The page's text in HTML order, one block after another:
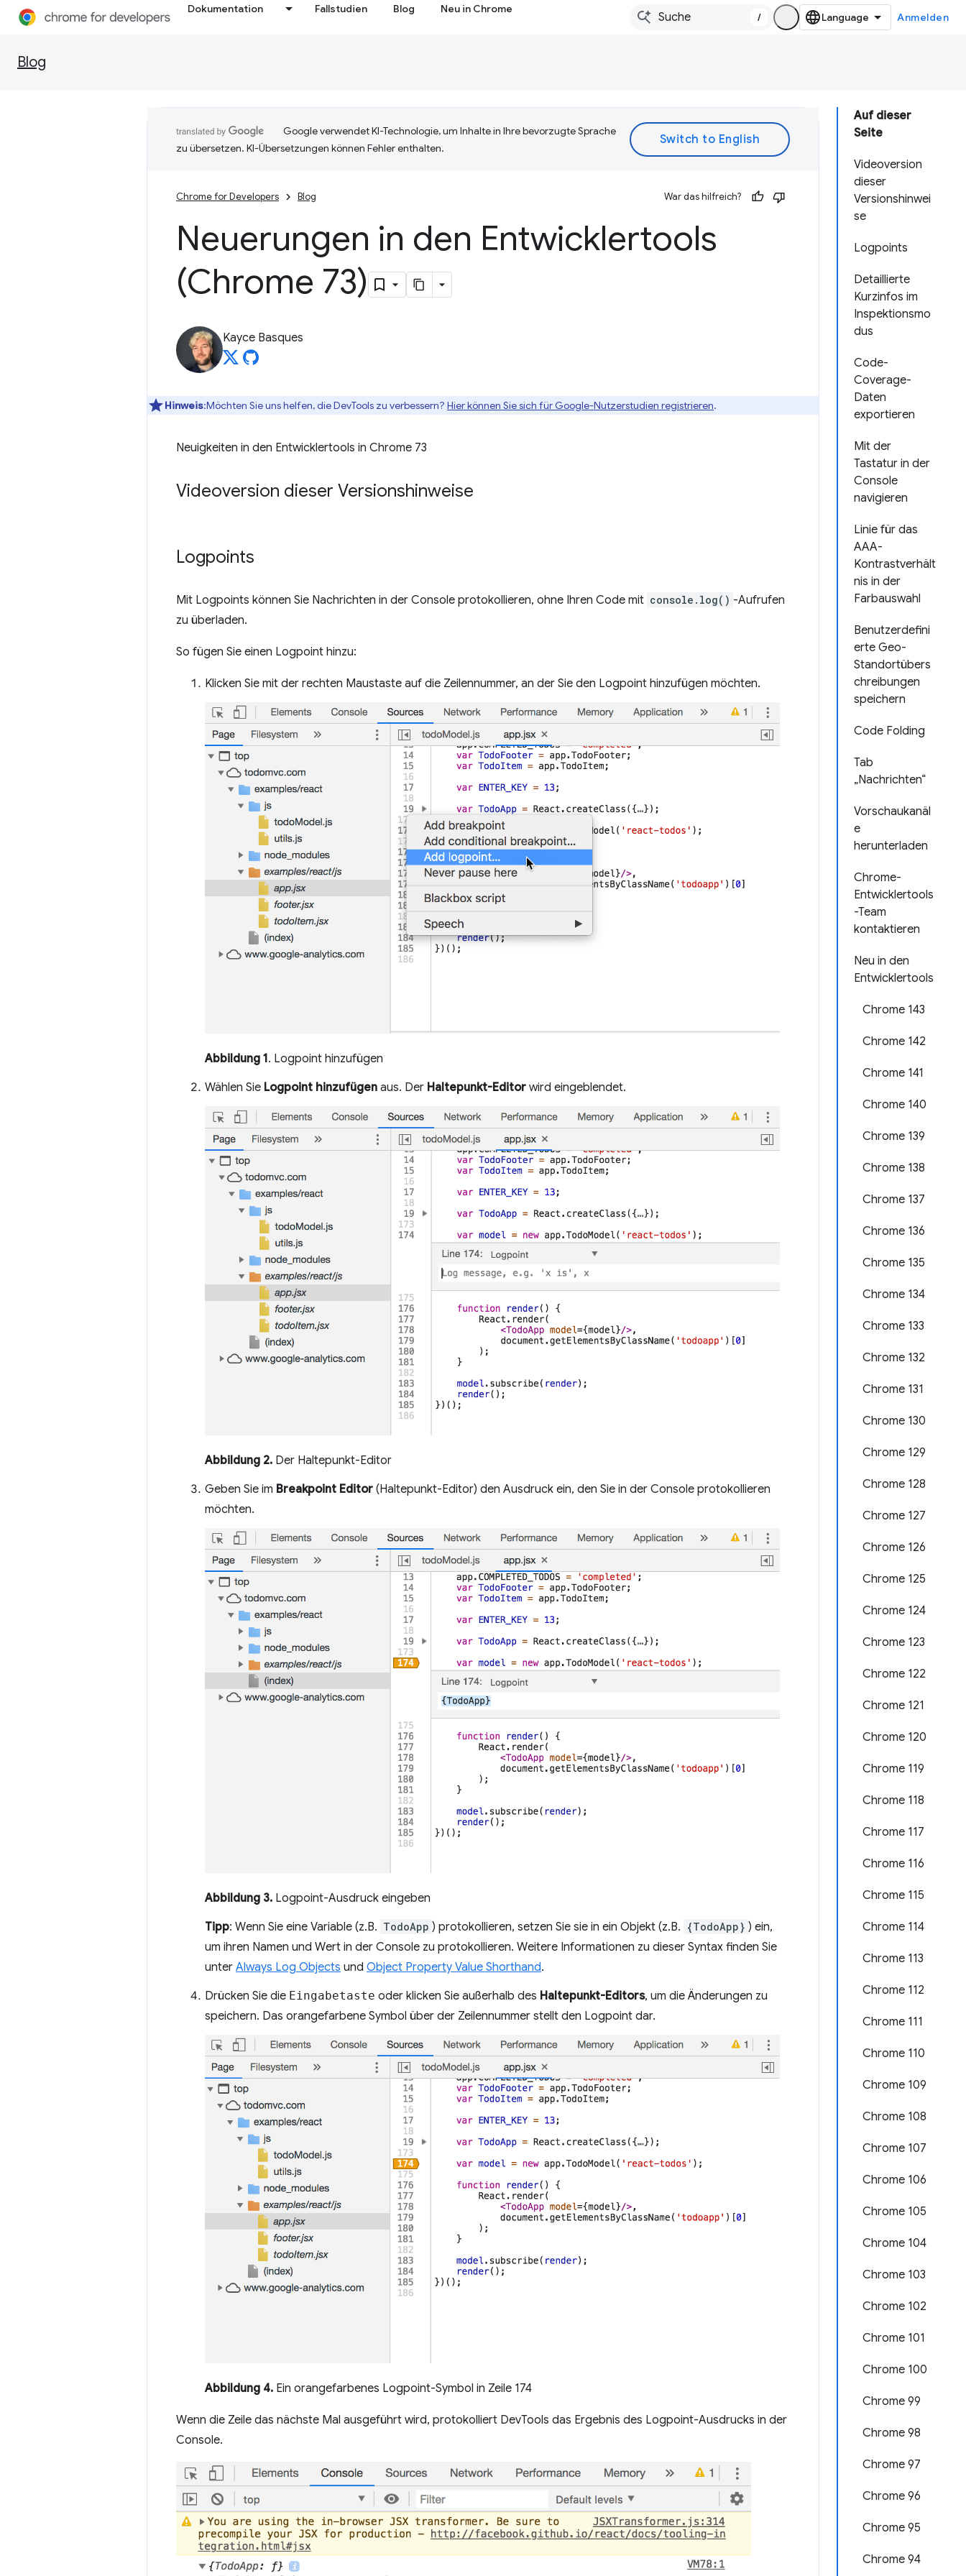
Dokumentation Fallstudien Blog Neu in Chrome
/ Anmelden
Blog
Auf dieser
Seite
Videoversion
dieser
Versionshinwei
se
Logpoints
Detaillierte
Kurzinfos im
Inspektionsmo
dus
Code-
Coverage-
Daten
exportieren
Mit der
Tastatur in der
Console
navigieren
Linie für das
AAA-
Kontrastverhält
nis in der
Farbauswahl
Benutzerdefini
erte Geo-
Standortübers
chreibungen
speichern
Code Folding
Tab
„Nachrichten“
Vorschaukanäl
e
herunterladen
Chrome-
Entwicklertools
-Team
kontaktieren
Neu in den
Entwicklertools
Chrome 143
Chrome 142
Chrome 141
Chrome 140
Chrome 139
Chrome 138
Chrome 137
Chrome 136
Chrome 135
Chrome 134
Chrome 133
Chrome 132
Chrome 131
Chrome 130
Chrome 129
Chrome 128
Chrome 127
Chrome 126
Chrome 125
Chrome 124
Chrome 123
Chrome 122
Chrome 121
Chrome 120
Chrome 119
Chrome 118
Chrome 117
Chrome 116
Chrome 115
Chrome 114
Chrome 113
Chrome 112
Chrome 111
Chrome 110
Chrome 109
Chrome 108
Chrome 107
Chrome 106
Chrome 105
Chrome 104
Chrome 103
Chrome 102
Chrome 101
Chrome 100
Chrome 99
Chrome 98
Chrome 97
Chrome 96
Chrome 95
Chrome 94
Google verwendet KI-Technologie, um Inhalte in Ihre bevorzugte Sprache
zu übersetzen. KI-Übersetzungen können Fehler enthalten.
Chrome for Developers Blog War das hilfreich?
Neuerungen in den Entwicklertools
(Chrome 73)
Kayce Basques
Hinweis:Möchten Sie uns helfen, die DevTools zu verbessern? Hier können Sie sich für Google-Nutzerstudien registrieren.
Neuigkeiten in den Entwicklertools in Chrome 73
Videoversion dieser Versionshinweise
Logpoints
Mit Logpoints können Sie Nachrichten in der Console protokollieren, ohne Ihren Code mit console.log() -Aufrufen
zu überladen.
So fügen Sie einen Logpoint hinzu:
Klicken Sie mit der rechten Maustaste auf die Zeilennummer, an der Sie den Logpoint hinzufügen möchten.
Abbildung 1. Logpoint hinzufügen
Wählen Sie Logpoint hinzufügen aus. Der Haltepunkt-Editor wird eingeblendet.
Abbildung 2. Der Haltepunkt-Editor
Geben Sie im Breakpoint Editor (Haltepunkt-Editor) den Ausdruck ein, den Sie in der Console protokollieren
möchten.
Abbildung 3. Logpoint-Ausdruck eingeben
Tipp: Wenn Sie eine Variable (z.B. TodoApp ) protokollieren, setzen Sie sie in ein Objekt (z.B. {TodoApp} ) ein,
um ihren Namen und Wert in der Console zu protokollieren. Weitere Informationen zu dieser Syntax finden Sie
unter Always Log Objects und Object Property Value Shorthand.
Drücken Sie die Eingabetaste oder klicken Sie außerhalb des Haltepunkt-Editors, um die Änderungen zu
speichern. Das orangefarbene Symbol über der Zeilennummer stellt den Logpoint dar.
Abbildung 4. Ein orangefarbenes Logpoint-Symbol in Zeile 174
Wenn die Zeile das nächste Mal ausgeführt wird, protokolliert DevTools das Ergebnis des Logpoint-Ausdrucks in der
Console.